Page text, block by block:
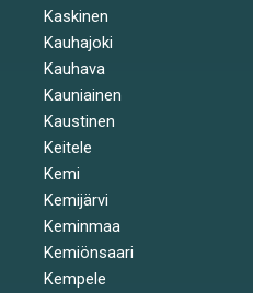
Kaskinen
Kauhajoki
Kauhava
Kauniainen
Kaustinen
Keitele
Kemi
Kemijärvi
Keminmaa
Kemiönsaari
Kempele